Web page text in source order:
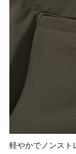
軽やかでノンスト